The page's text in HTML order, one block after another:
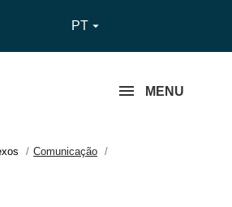
PT 
MENU
Comunicação